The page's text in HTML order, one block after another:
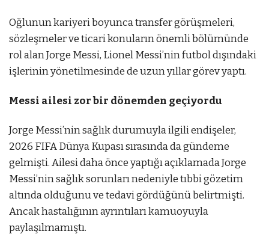
Oğlunun kariyeri boyunca transfer görüşmeleri,
sözleşmeler ve ticari konuların önemli bölümünde
rol alan Jorge Messi, Lionel Messi’nin futbol dışındaki
işlerinin yönetilmesinde de uzun yıllar görev yaptı.
Messi ailesi zor bir dönemden geçiyordu
Jorge Messi’nin sağlık durumuyla ilgili endişeler,
2026 FIFA Dünya Kupası sırasında da gündeme
gelmişti. Ailesi daha önce yaptığı açıklamada Jorge
Messi’nin sağlık sorunları nedeniyle tıbbi gözetim
altında olduğunu ve tedavi gördüğünü belirtmişti.
Ancak hastalığının ayrıntıları kamuoyuyla
paylaşılmamıştı.